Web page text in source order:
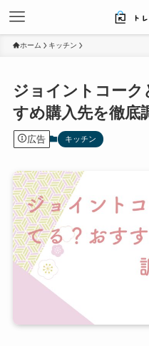
ホーム キッチン
ジョイントコー
すめ購入先を徹底
広告 キッチン